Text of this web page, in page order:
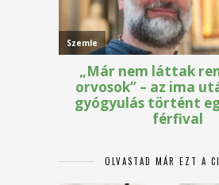
OLVASTAD MÁR EZT A